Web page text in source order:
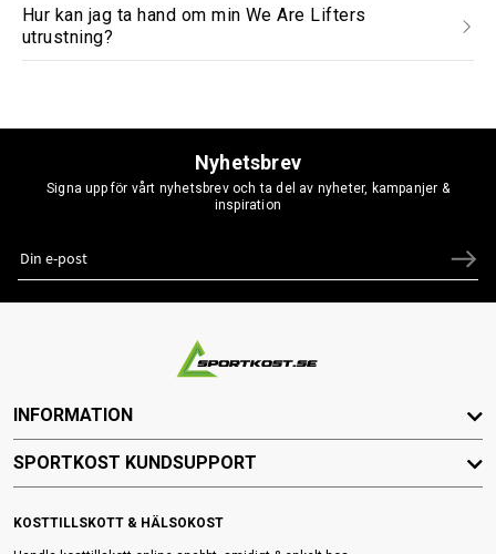
Hur kan jag ta hand om min We Are Lifters
utrustning?
Nyhetsbrev
Signa upp för vårt nyhetsbrev och ta del av nyheter, kampanjer &
inspiration
KOSTTILLSKOTT & HÄLSOKOST
INFORMATION
SPORTKOST KUNDSUPPORT